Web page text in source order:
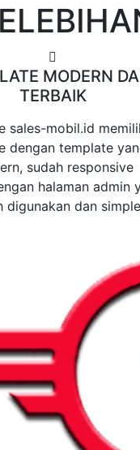
MODERN
TERBAIK
sales-mobil.id
dengan template
sudah responsive
halaman admin
digunakan dan